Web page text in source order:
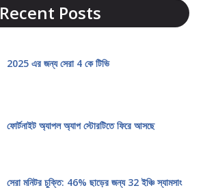
Recent Posts
2025 এর জন্য সেরা 4 কে টিভি
ফোর্টনাইট অ্যাপল অ্যাপ স্টোরটিতে ফিরে আসছে
সেরা মনিটর চুক্তি: 46% ছাড়ের জন্য 32 ইঞ্চি স্যামসাং